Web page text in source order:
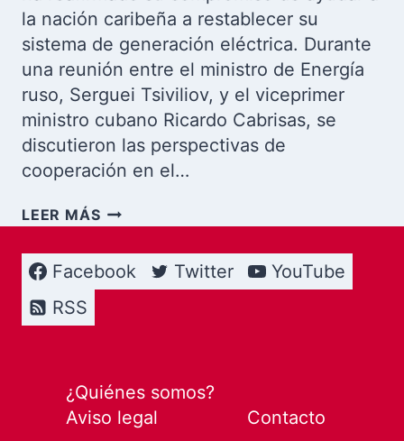
la nación caribeña a restablecer su
sistema de generación eléctrica. Durante
una reunión entre el ministro de Energía
ruso, Serguei Tsiviliov, y el viceprimer
ministro cubano Ricardo Cabrisas, se
discutieron las perspectivas de
cooperación en el…
LEER MÁSRUSIA
AL
RESCATE
DEL
SISTEMA
EN
TIEMPOS
Facebook Twitter
YouTube
RSS
¿Quiénes somos?
Aviso legal
Contacto